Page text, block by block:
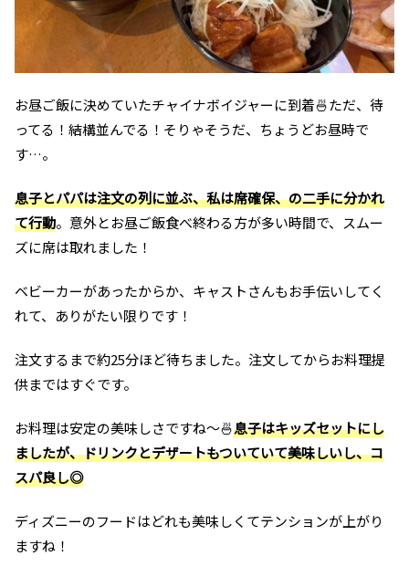
お昼ご飯に決めていたチャイナボイジャーに到着🍜ただ、待
ってる！結構並んでる！そりゃそうだ、ちょうどお昼時で
す…。
息子とパパは注文の列に並ぶ、私は席確保、の二手に分かれ
て行動。意外とお昼ご飯食べ終わる方が多い時間で、スムー
ズに席は取れました！
ベビーカーがあったからか、キャストさんもお手伝いしてく
れて、ありがたい限りです！
注文するまで約25分ほど待ちました。注文してからお料理提
供まではすぐです。
お料理は安定の美味しさですね～🍜息子はキッズセットにし
ましたが、ドリンクとデザートもついていて美味しいし、コ
スパ良し◎
ディズニーのフードはどれも美味しくてテンションが上がり
ますね！